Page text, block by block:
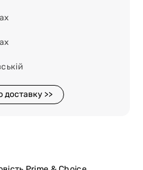
доставку >>